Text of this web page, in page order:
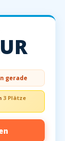
gerade
3 Plätze